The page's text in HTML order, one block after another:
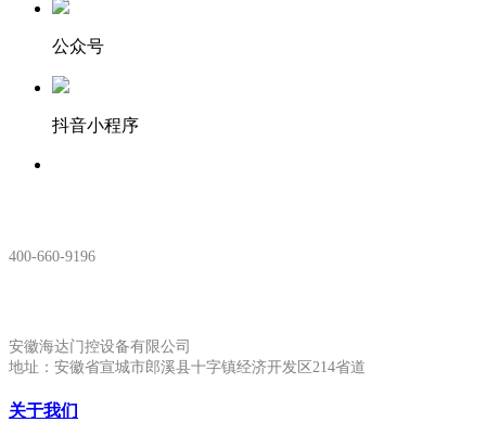
公众号
抖音小程序
400-660-9196
安徽海达门控设备有限公司
地址：安徽省宣城市郎溪县十字镇经济开发区214省道
关于我们